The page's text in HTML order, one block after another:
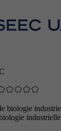
industrielle